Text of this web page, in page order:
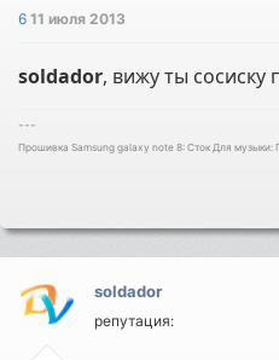
611 июля 2013
soldador, вижу ты сосиску
---
Прошивка Samsung galaxy note 8: Cток Для
soldador
репутация: